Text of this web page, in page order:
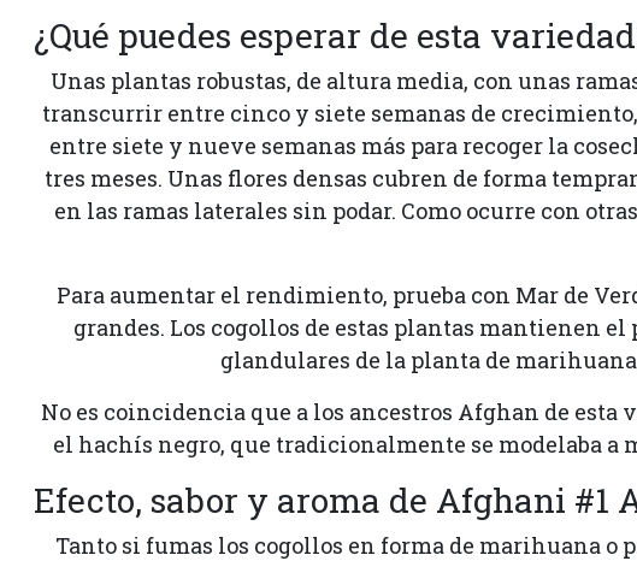
¿Qué puedes esperar de esta
Unas plantas robustas, de altura media, con unas
transcurrir entre cinco y siete semanas de
entre siete y nueve semanas más para recoger la
tres meses. Unas flores densas cubren de forma
en las ramas laterales sin podar. Como ocurre con
Para aumentar el rendimiento, prueba con Mar de
grandes. Los cogollos de estas plantas mantienen
glandulares de la planta de
No es coincidencia que a los ancestros Afghan de
el hachís negro, que tradicionalmente se modelaba a
Efecto, sabor y aroma de Afghani #1
Tanto si fumas los cogollos en forma de marihuana o